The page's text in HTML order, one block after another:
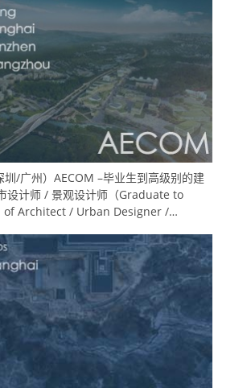
圳/广州）AECOM –毕业生到高级别的建
设计师 / 景观设计师（Graduate to
of Architect / Urban Designer /